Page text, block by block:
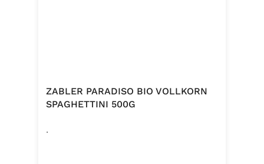
ZABLER PARADISO BIO VOLLKORN
SPAGHETTINI 500G
.